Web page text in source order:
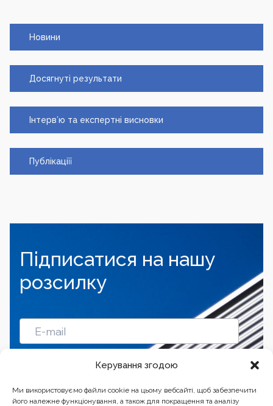
Керування згодою
Ми використовуємо файли cookie на цьому вебсайті, щоб забезпечити
його належне функціонування, а також для покращення та аналізу
Новини
Досягнуті результати
Інтерв’ю та експертні висновки
Публікаціїї
Підписатися на нашу
розсилку
Підписатись